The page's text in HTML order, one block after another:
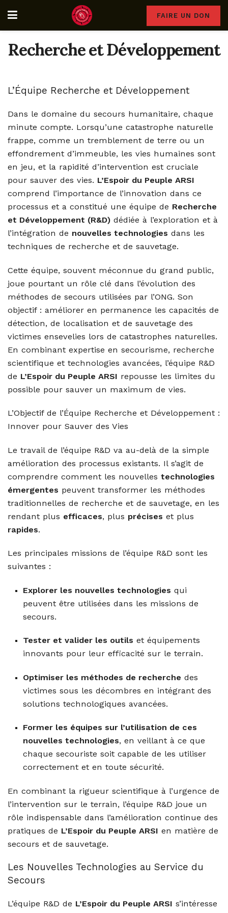
FAIRE UN DON
Recherche et Développement
L’Équipe Recherche et Développement
Dans le domaine du secours humanitaire, chaque
minute compte. Lorsqu’une catastrophe naturelle
frappe, comme un tremblement de terre ou un
effondrement d’immeuble, les vies humaines sont
en jeu, et la rapidité d’intervention est cruciale
pour sauver des vies. L’Espoir du Peuple ARSI
comprend l’importance de l’innovation dans ce
processus et a constitué une équipe de Recherche
et Développement (R&D) dédiée à l’exploration et à
l’intégration de nouvelles technologies dans les
techniques de recherche et de sauvetage.
Cette équipe, souvent méconnue du grand public,
joue pourtant un rôle clé dans l’évolution des
méthodes de secours utilisées par l’ONG. Son
objectif : améliorer en permanence les capacités de
détection, de localisation et de sauvetage des
victimes ensevelies lors de catastrophes naturelles.
En combinant expertise en secourisme, recherche
scientifique et technologies avancées, l’équipe R&D
de L’Espoir du Peuple ARSI repousse les limites du
possible pour sauver un maximum de vies.
L’Objectif de l’Équipe Recherche et Développement :
Innover pour Sauver des Vies
Le travail de l’équipe R&D va au-delà de la simple
amélioration des processus existants. Il s’agit de
comprendre comment les nouvelles technologies
émergentes peuvent transformer les méthodes
traditionnelles de recherche et de sauvetage, en les
rendant plus efficaces, plus précises et plus
rapides.
Les principales missions de l’équipe R&D sont les
suivantes :
Explorer les nouvelles technologies qui
peuvent être utilisées dans les missions de
secours.
Tester et valider les outils et équipements
innovants pour leur efficacité sur le terrain.
Optimiser les méthodes de recherche des
victimes sous les décombres en intégrant des
solutions technologiques avancées.
Former les équipes sur l’utilisation de ces
nouvelles technologies, en veillant à ce que
chaque secouriste soit capable de les utiliser
correctement et en toute sécurité.
En combinant la rigueur scientifique à l’urgence de
l’intervention sur le terrain, l’équipe R&D joue un
rôle indispensable dans l’amélioration continue des
pratiques de L’Espoir du Peuple ARSI en matière de
secours et de sauvetage.
Les Nouvelles Technologies au Service du
Secours
L’équipe R&D de L’Espoir du Peuple ARSI s’intéresse